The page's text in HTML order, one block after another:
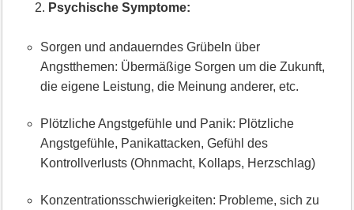
Psychische Symptome:
Sorgen und andauerndes Grübeln über
Angstthemen: Übermäßige Sorgen um die Zukunft,
die eigene Leistung, die Meinung anderer, etc.
Plötzliche Angstgefühle und Panik: Plötzliche
Angstgefühle, Panikattacken, Gefühl des
Kontrollverlusts (Ohnmacht, Kollaps, Herzschlag)
Konzentrationsschwierigkeiten: Probleme, sich zu